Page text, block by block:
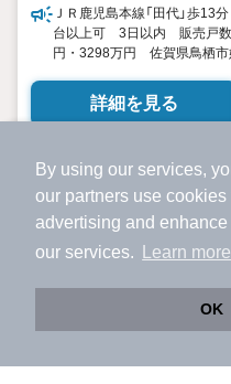
By using our services,
our partners use cookies
advertising and
our services.
Learn more
OK
より使
アプリで
サクサク動
ＪＲ鹿児島本線「田代」歩
台以上可 3日以内 販売戸
円・3298万円 佐賀県鳥栖
詳細を見る
ほか提供